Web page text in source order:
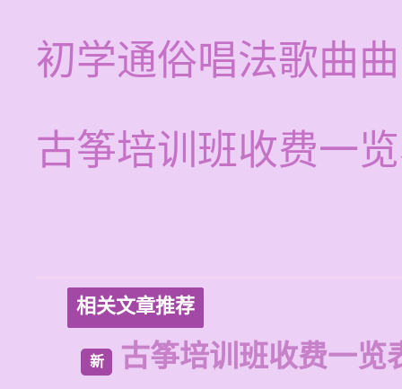
初学通俗唱法歌曲
古筝培训班收费一
相关文章推荐
新 古筝培训班收费一览